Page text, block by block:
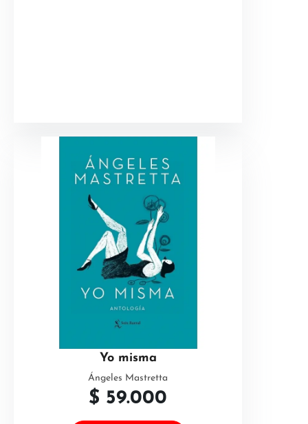
Yo misma
Ángeles Mastretta
$ 59.000